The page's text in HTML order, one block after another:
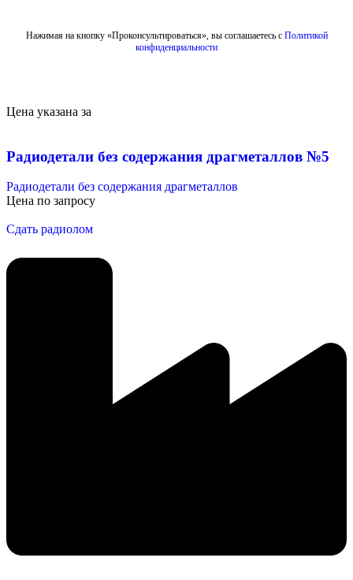
Нажимая на кнопку «Проконсультироваться», вы соглашаетесь с Политикой
конфиденциальности
Цена указана за
Радиодетали без содержания драгметаллов №5
Радиодетали без содержания драгметаллов
Цена по запросу
Сдать радиолом